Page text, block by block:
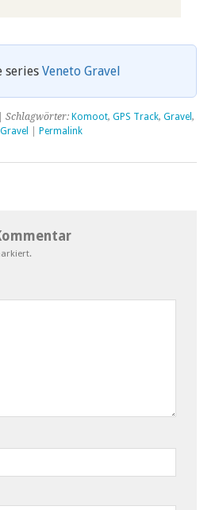
series Veneto Gravel
| Schlagwörter: Komoot, GPS Track, Gravel ,
Permalink